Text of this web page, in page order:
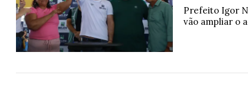
Prefeito Igor
vão ampliar o